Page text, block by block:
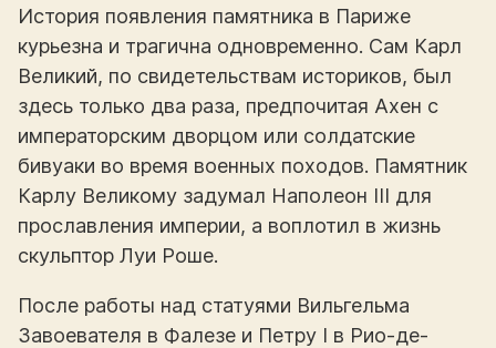
История появления памятника в Париже
курьезна и трагична одновременно. Сам Карл
Великий, по свидетельствам историков, был
здесь только два раза, предпочитая Ахен с
императорским дворцом или солдатские
бивуаки во время военных походов. Памятник
Карлу Великому задумал Наполеон III для
прославления империи, а воплотил в жизнь
скульптор Луи Роше.
После работы над статуями Вильгельма
Завоевателя в Фалезе и Петру І в Рио-де-